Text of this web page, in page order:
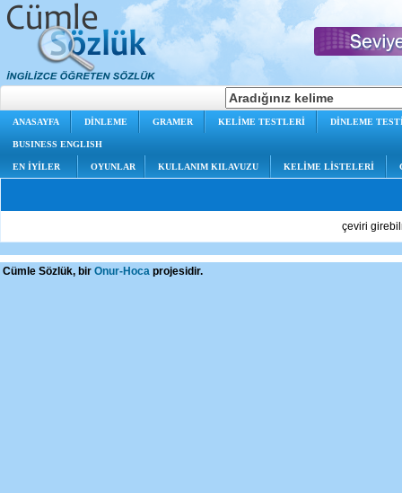
ANASAYFA DİNLEME GRAMER KELİME TESTLERİ DİNLEME
BUSINESS ENGLISH
EN İYİLER OYUNLAR KULLANIM KILAVUZU KELİME LİSTELERİ
çeviri
Cümle Sözlük, bir Onur-Hoca projesidir.